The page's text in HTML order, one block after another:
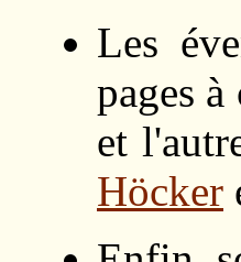
Les
pages
et
Höcker